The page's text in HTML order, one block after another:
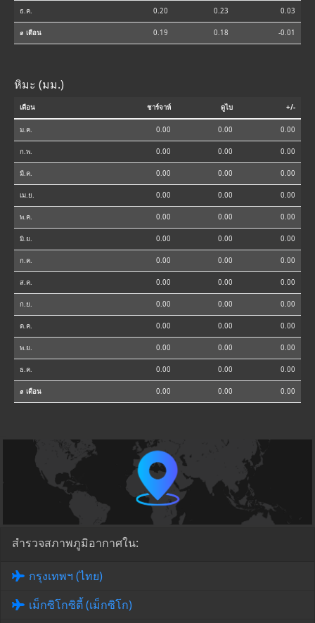
ธ.ค. 0.20 0.23 0.03
⌀ เดือน 0.19 0.18 -0.01
หิมะ (มม.)
เดือน ชาร์จาห์ ดูไบ +/-
ม.ค. 0.00 0.00 0.00
ก.พ. 0.00 0.00 0.00
มี.ค. 0.00 0.00 0.00
เม.ย. 0.00 0.00 0.00
พ.ค. 0.00 0.00 0.00
มิ.ย. 0.00 0.00 0.00
ก.ค. 0.00 0.00 0.00
ส.ค. 0.00 0.00 0.00
ก.ย. 0.00 0.00 0.00
ต.ค. 0.00 0.00 0.00
พ.ย. 0.00 0.00 0.00
ธ.ค. 0.00 0.00 0.00
⌀ เดือน 0.00 0.00 0.00
สำรวจสภาพภูมิอากาศใน:
กรุงเทพฯ (ไทย)
เม็กซิโกซิตี้ (เม็กซิโก)